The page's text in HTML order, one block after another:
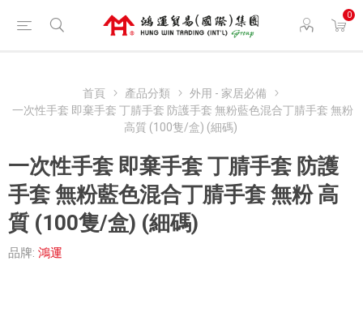
0
首頁 產品分類
外用 - 家居必備
一次性手套 即棄手套 丁腈手套 防護手套 無粉藍色混合丁腈手套 無粉
高質 (100隻/盒) (細碼)
一次性手套 即棄手套 丁腈手套 防護
手套 無粉藍色混合丁腈手套 無粉 高
質 (100隻/盒) (細碼)
品牌: 鴻運